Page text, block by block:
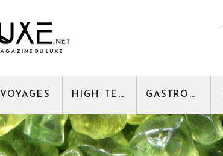
VOYAGES HIGH-TECH GASTRONOMIE